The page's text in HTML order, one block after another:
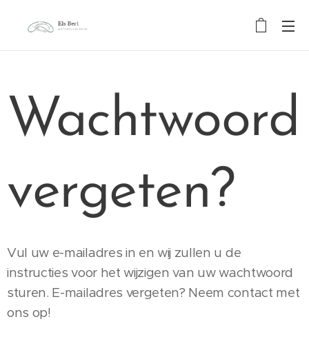
Wachtwoord
vergeten?
Vul uw e-mailadres in en wij zullen u de
instructies voor het wijzigen van uw wachtwoord
sturen. E-mailadres vergeten? Neem contact met
ons op!